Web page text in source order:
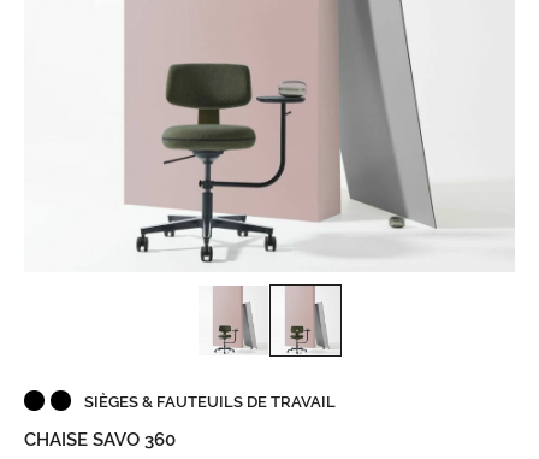
SIÈGES & FAUTEUILS DE TRAVAIL
CHAISE SAVO 360